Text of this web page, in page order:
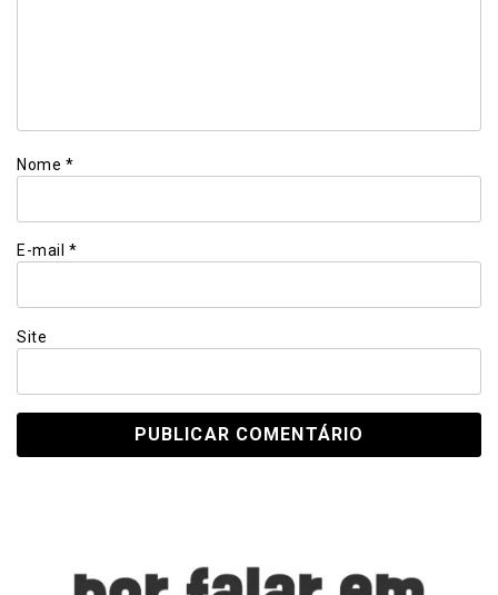
Nome *
E-mail *
Site